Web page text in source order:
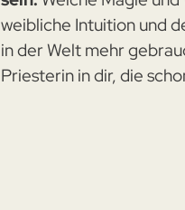
weibliche Intuition und
in der Welt mehr
Priesterin in dir, die